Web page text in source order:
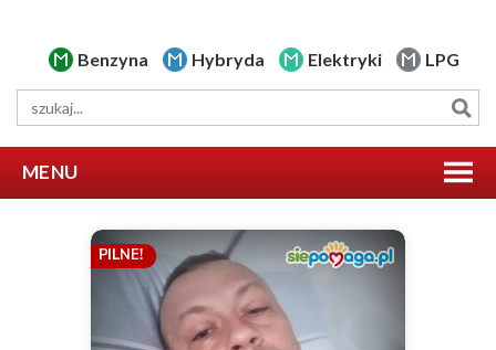
Benzyna Hybryda Elektryki LPG
MENU